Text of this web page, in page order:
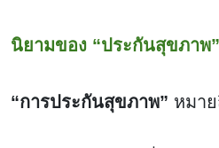
นิยามของ “ประกันสุขภาพ”
“การประกันสุขภาพ” หมาย